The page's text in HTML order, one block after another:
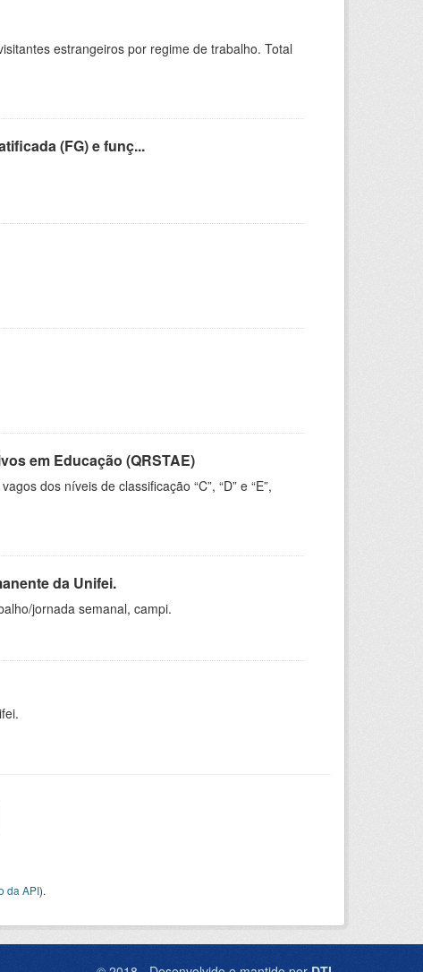
estrangeiros por regime de trabalho. Total
(FG) e funç...
em Educação (QRSTAE)
dos níveis de classificação “C”, “D” e “E”,
da Unifei.
jornada semanal, campi.
da API).